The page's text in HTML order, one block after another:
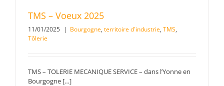
TMS – Voeux 2025
11/01/2025 | Bourgogne, territoire d'industrie, TMS,
Tôlerie
TMS – TOLERIE MECANIQUE SERVICE – dans l’Yonne en
Bourgogne […]